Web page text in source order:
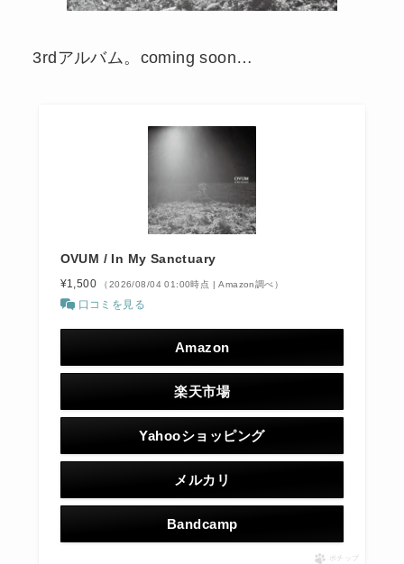
3rdアルバム。coming soon…
OVUM / In My Sanctuary
¥1,500 （2026/08/04 01:00時点 | Amazon調べ）
口コミを見る
Amazon
楽天市場
Yahooショッピング
メルカリ
Bandcamp
ポチップ